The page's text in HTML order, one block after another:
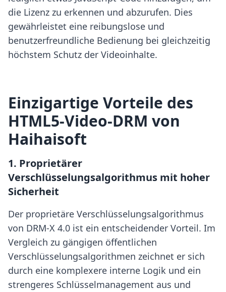
die Lizenz zu erkennen und abzurufen. Dies
gewährleistet eine reibungslose und
benutzerfreundliche Bedienung bei gleichzeitig
höchstem Schutz der Videoinhalte.
Einzigartige Vorteile des
HTML5-Video-DRM von
Haihaisoft
1. Proprietärer
Verschlüsselungsalgorithmus mit hoher
Sicherheit
Der proprietäre Verschlüsselungsalgorithmus
von DRM-X 4.0 ist ein entscheidender Vorteil. Im
Vergleich zu gängigen öffentlichen
Verschlüsselungsalgorithmen zeichnet er sich
durch eine komplexere interne Logik und ein
strengeres Schlüsselmanagement aus und